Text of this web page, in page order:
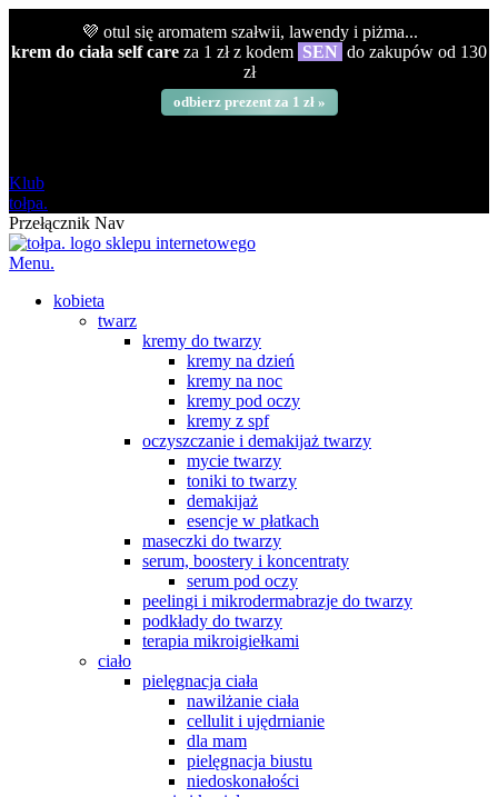
💜 otul się aromatem szałwii, lawendy i piżma...
krem do ciała self care za 1 zł z kodem SEN do zakupów od 130
zł
odbierz prezent za 1 zł »
Klub
tołpa.
Przełącznik Nav
Menu.
kobieta
twarz
kremy do twarzy
kremy na dzień
kremy na noc
kremy pod oczy
kremy z spf
oczyszczanie i demakijaż twarzy
mycie twarzy
toniki to twarzy
demakijaż
esencje w płatkach
maseczki do twarzy
serum, boostery i koncentraty
serum pod oczy
peelingi i mikrodermabrazje do twarzy
podkłady do twarzy
terapia mikroigiełkami
ciało
pielęgnacja ciała
nawilżanie ciała
cellulit i ujędrnianie
dla mam
pielęgnacja biustu
niedoskonałości